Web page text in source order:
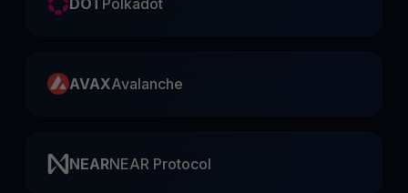
DOTPolkadot
AVAXAvalanche
NEARNEAR Protocol